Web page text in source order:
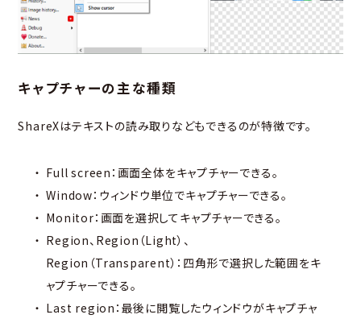
キャプチャーの主な種類
ShareXはテキストの読み取りなどもできるのが特徴です。
Full screen：画面全体をキャプチャーできる。
Window：ウィンドウ単位でキャプチャーできる。
Monitor：画面を選択してキャプチャーできる。
Region、Region（Light）、
Region（Transparent）：四角形で選択した範囲をキ
ャプチャーできる。
Last region：最後に閲覧したウィンドウがキャプチャ